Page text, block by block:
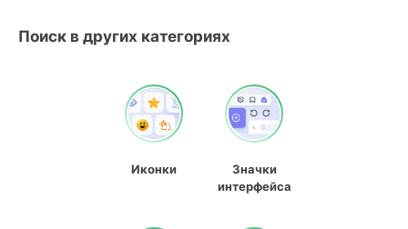
Поиск в других категориях
Иконки
Значки
интерфейса